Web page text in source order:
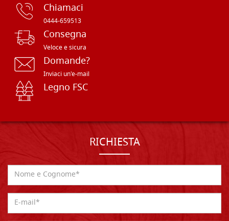
Chiamaci
0444-659513
Consegna
Veloce e sicura
Domande?
Inviaci un'e-mail
Legno FSC
RICHIESTA